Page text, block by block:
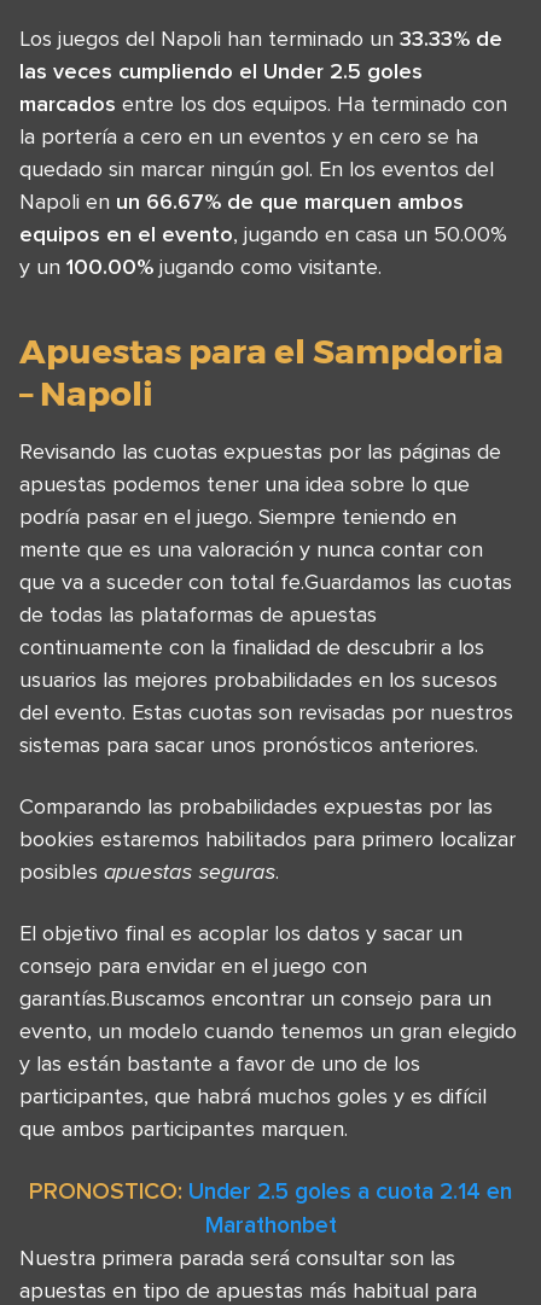
Los juegos del Napoli han terminado un 33.33% de
las veces cumpliendo el Under 2.5 goles
marcados entre los dos equipos. Ha terminado con
la portería a cero en un eventos y en cero se ha
quedado sin marcar ningún gol. En los eventos del
Napoli en un 66.67% de que marquen ambos
equipos en el evento, jugando en casa un 50.00%
y un 100.00% jugando como visitante.
Apuestas para el Sampdoria
– Napoli
Revisando las cuotas expuestas por las páginas de
apuestas podemos tener una idea sobre lo que
podría pasar en el juego. Siempre teniendo en
mente que es una valoración y nunca contar con
que va a suceder con total fe.Guardamos las cuotas
de todas las plataformas de apuestas
continuamente con la finalidad de descubrir a los
usuarios las mejores probabilidades en los sucesos
del evento. Estas cuotas son revisadas por nuestros
sistemas para sacar unos pronósticos anteriores.
Comparando las probabilidades expuestas por las
bookies estaremos habilitados para primero localizar
posibles apuestas seguras.
El objetivo final es acoplar los datos y sacar un
consejo para envidar en el juego con
garantías.Buscamos encontrar un consejo para un
evento, un modelo cuando tenemos un gran elegido
y las están bastante a favor de uno de los
participantes, que habrá muchos goles y es difícil
que ambos participantes marquen.
PRONOSTICO: Under 2.5 goles a cuota 2.14 en
Marathonbet
Nuestra primera parada será consultar son las
apuestas en tipo de apuestas más habitual para